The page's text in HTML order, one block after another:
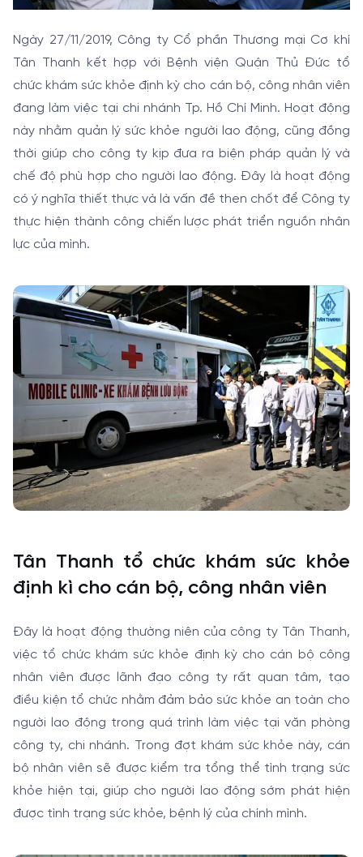
Ngày 27/11/2019, Công ty Cổ phần Thương mại Cơ khí
Tân Thanh kết hợp với Bệnh viện Quận Thủ Đức tổ
chức khám sức khỏe định kỳ cho cán bộ, công nhân viên
đang làm việc tại chi nhánh Tp. Hồ Chí Minh. Hoạt động
này nhằm quản lý sức khỏe người lao động, cũng đồng
thời giúp cho công ty kịp đưa ra biện pháp quản lý và
chế độ phù hợp cho người lao động. Đây là hoạt động
có ý nghĩa thiết thực và là vấn đề then chốt để Công ty
thực hiện thành công chiến lược phát triển nguồn nhân
lực của mình.
Tân Thanh tổ chức khám sức khỏe
định kì cho cán bộ, công nhân viên
Đây là hoạt động thường niên của công ty Tân Thanh,
việc tổ chức khám sức khỏe định kỳ cho cán bộ công
nhân viên được lãnh đạo công ty rất quan tâm, tạo
điều kiện tổ chức nhằm đảm bảo sức khỏe an toàn cho
người lao động trong quá trình làm việc tại văn phòng
công ty, chi nhánh. Trong đợt khám sức khỏe này, cán
bộ nhân viên sẽ được kiểm tra tổng thể tình trạng sức
khỏe hiện tại, giúp cho người lao động sớm phát hiện
được tình trạng sức khỏe, bệnh lý của chính mình.